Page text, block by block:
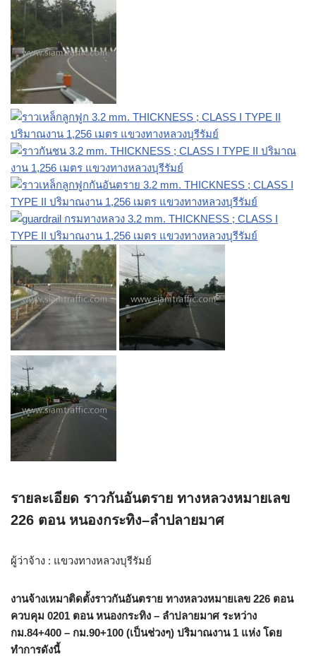
รายละเอียด ราวกันอันตราย ทางหลวงหมายเลข
226 ตอน หนองกระทิง–ลำปลายมาศ
ผู้ว่าจ้าง : แขวงทางหลวงบุรีรัมย์
งานจ้างเหมาติดตั้งราวกันอันตราย ทางหลวงหมายเลข 226 ตอน
ควบคุม 0201 ตอน หนองกระทิง – ลำปลายมาศ ระหว่าง
กม.84+400 – กม.90+100 (เป็นช่วงๆ) ปริมาณงาน 1 แห่ง โดย
ทำการดังนี้